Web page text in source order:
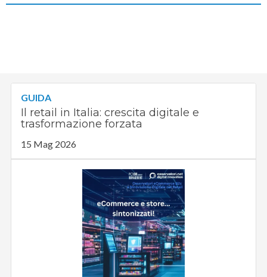
GUIDA
Il retail in Italia: crescita digitale e
trasformazione forzata
15 Mag 2026